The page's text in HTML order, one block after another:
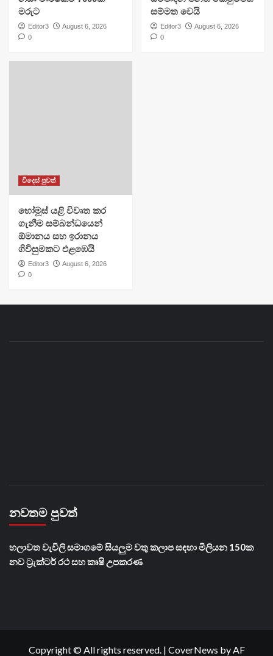
මරුට
Editor3
August 6, 2026
0
සම්මත වෙයි
Editor3
August 6, 2026
0
විදෙස් පුවත්
හෝමූස් යළි විවෘත කර
ගැනීම සම්බන්ධයෙන්
ඕමානය සහ ඉරානය
ගිවිසුමකට එළඹෙයි
Editor3
August 6, 2026
0
නවතම පුවත්
හලාවත වැවිලි සමාගමේ සියලුම වතු කලාප සඳහා මිලියන 150ක
නව ට්‍රැක්ටර් රථ සහ කෘෂි උපකරණ
Copyright © All rights reserved. | CoverNews by AF